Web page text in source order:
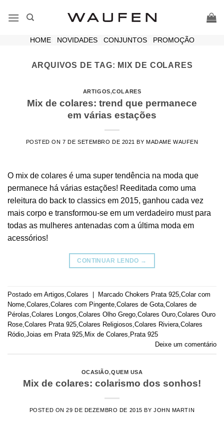
HOME| NOVIDADES| CONJUNTOS| PROMOÇÃO
ARQUIVOS DE TAG: MIX DE COLARES
ARTIGOS,COLARES
Mix de colares: trend que permanece
em várias estações
POSTED ON7 DE SETEMBRO DE 2021 BYMADAME WAUFEN
O mix de colares é uma super tendência na moda que
permanece há várias estações! Reeditada como uma
releitura do back to classics em 2015, ganhou cada vez
mais corpo e transformou-se em um verdadeiro must para
todas as mulheres antenadas com a última moda em
acessórios!
CONTINUAR LENDO →
Postado em Artigos Colares Marcado Chokers Prata 925 Colar com
Nome Colares Colares com Pingente Colares de Gota Colares de
Pérolas Colares Longos Colares Olho Grego Colares Ouro Colares Ouro
Rose Colares Prata 925 Colares Religiosos Colares Riviera Colares
Ródio Joias em Prata 925 Mix de Colares Prata 925
Deixe um comentário
OCASIÃO,QUEM USA
Mix de colares: colarismo dos sonhos!
POSTED ON29 DE DEZEMBRO DE 2015 BY JOHN MARTIN